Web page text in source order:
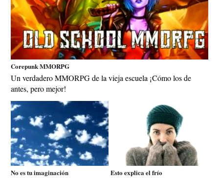
Corepunk MMORPG
Un verdadero MMORPG de la vieja escuela ¡Cómo los de
antes, pero mejor!
No es tu imaginación Esto explica el frío